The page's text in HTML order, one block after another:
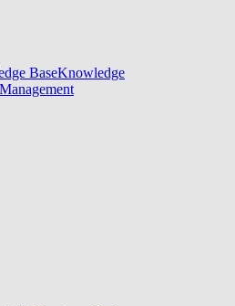
BaseKnowledge